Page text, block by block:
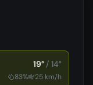
19° / 14°
83% 25 km/h